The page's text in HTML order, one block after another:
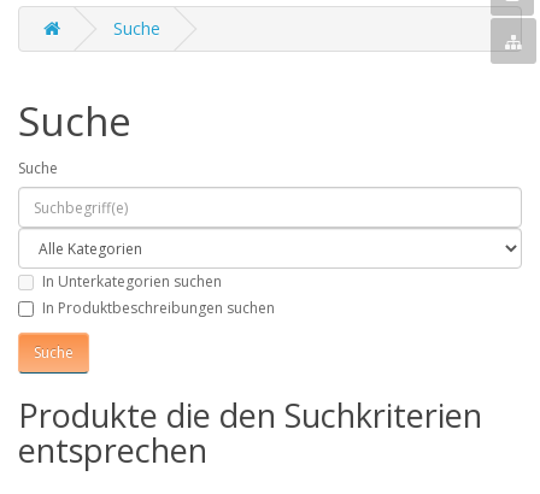
Suche
Suche
Suche
In Unterkategorien suchen
In Produktbeschreibungen suchen
Produkte die den Suchkriterien
entsprechen